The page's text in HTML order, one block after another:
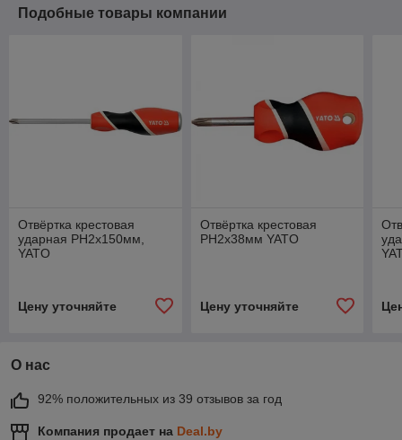
Подобные товары компании
Отвёртка крестовая
ударная РН2х150мм,
YATO
Цену уточняйте
Отвёртка крестовая
РН2х38мм YATO
Цену уточняйте
О нас
92% положительных из 39 отзывов за год
Компания продает на Deal.by